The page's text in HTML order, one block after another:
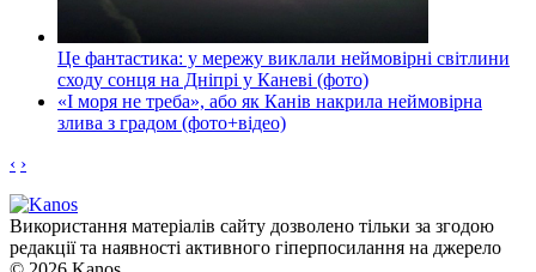
Це фантастика: у мережу виклали неймовірні світлини
сходу сонця на Дніпрі у Каневі (фото)
«І моря не треба», або як Канів накрила неймовірна
злива з градом (фото+відео)
‹ ›
Використання матеріалів сайту дозволено тільки за згодою
редакції та наявності активного гіперпосилання на джерело